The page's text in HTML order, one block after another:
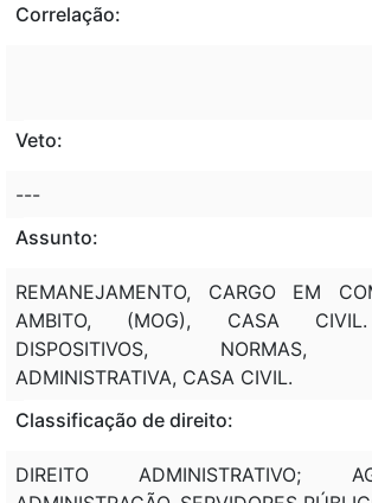
Correlação:
Veto:
---
Assunto:
REMANEJAMENTO, CARGO EM
AMBITO, (MOG), CASA CIVIL.
DISPOSITIVOS, NORMAS,
ADMINISTRATIVA, CASA CIVIL.
Classificação de direito:
DIREITO ADMINISTRATIVO;